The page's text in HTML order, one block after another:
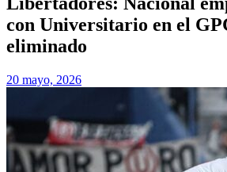
con Universitario en el
eliminado
20 mayo, 2026